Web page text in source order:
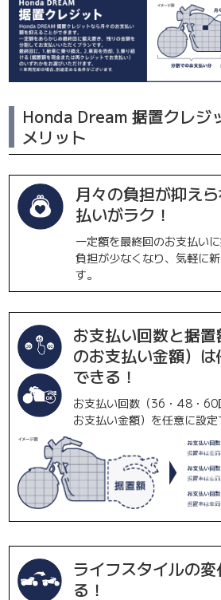
Honda Dream 据置クレジ
メリット
月々の負担が抑え
払いがラク！
一定額を最終回のお支払い
負担が少なくなり、気軽に
す。
お支払い回数と据
のお支払い金額）
できる！
お支払い回数（36・48・60
お支払い金額）を任意に設定
ライフスタイルの
る！